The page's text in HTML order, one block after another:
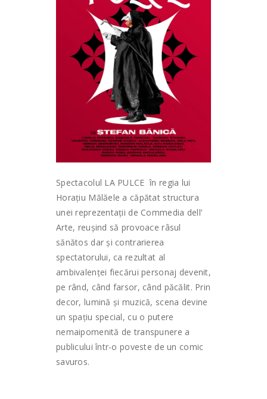
Spectacolul LA PULCE în regia lui
Horațiu Mălăele a căpătat structura
unei reprezentații de Commedia dellʹ
Arte, reușind să provoace râsul
sănătos dar și contrarierea
spectatorului, ca rezultat al
ambivalenței fiecărui personaj devenit,
pe rând, când farsor, când păcălit. Prin
decor, lumină și muzică, scena devine
un spațiu special, cu o putere
nemaipomenită de transpunere a
publicului într-o poveste de un comic
savuros.